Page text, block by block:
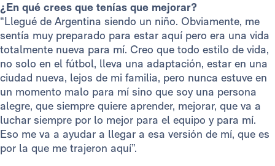
¿En qué crees que tenías que mejorar?
“Llegué de Argentina siendo un niño. Obviamente, me
sentía muy preparado para estar aquí pero era una vida
totalmente nueva para mí. Creo que todo estilo de vida,
no solo en el fútbol, lleva una adaptación, estar en una
ciudad nueva, lejos de mi familia, pero nunca estuve en
un momento malo para mí sino que soy una persona
alegre, que siempre quiere aprender, mejorar, que va a
luchar siempre por lo mejor para el equipo y para mí.
Eso me va a ayudar a llegar a esa versión de mí, que es
por la que me trajeron aquí”.